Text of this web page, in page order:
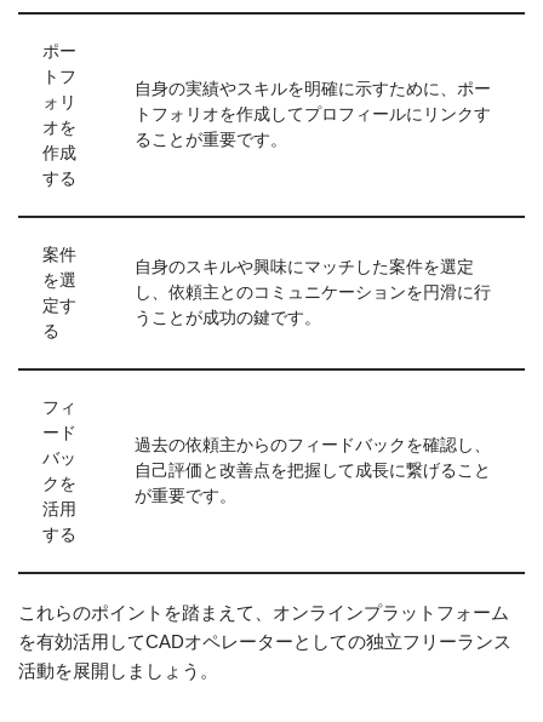
ポー
トフ
ォリ
オを
作成
する
自身の実績やスキルを明確に示すために、ポー
トフォリオを作成してプロフィールにリンクす
ることが重要です。
案件
を選
定す
る
自身のスキルや興味にマッチした案件を選定
し、依頼主とのコミュニケーションを円滑に行
うことが成功の鍵です。
フィ
ード
バッ
クを
活用
する
過去の依頼主からのフィードバックを確認し、
自己評価と改善点を把握して成長に繋げること
が重要です。
これらのポイントを踏まえて、オンラインプラットフォーム
を有効活用してCADオペレーターとしての独立フリーランス
活動を展開しましょう。